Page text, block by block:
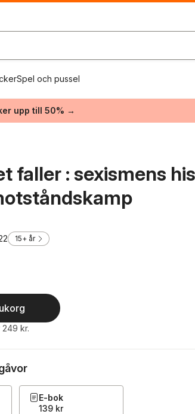
Spel och pussel
upp till 50% →
faller : sexismens
15+ år
röster:
kr.
E-bok
139 kr